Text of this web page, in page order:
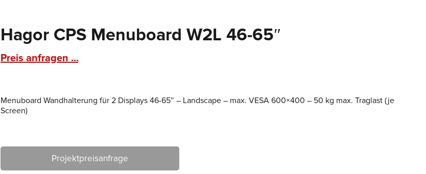
Hagor CPS Menuboard W2L 46-65″
Preis anfragen ...
Menuboard Wandhalterung für 2 Displays 46-65″ – Landscape – max. VESA 600×400 – 50 kg max. Traglast (je
Screen)
Projektpreisanfrage